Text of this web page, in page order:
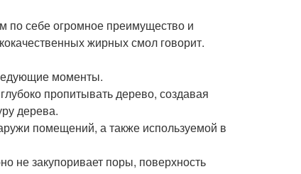
по себе огромное преимущество и
жирных смол говорит.
моменты.
пропитывать дерево, создавая
дерева.
помещений, а также используемой в
не закупоривает поры, поверхность